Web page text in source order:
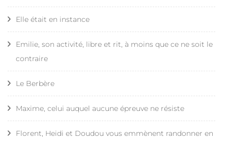
Elle était en instance
Emilie, son activité, libre et rit, à moins que ce ne soit le
contraire
Le Berbère
Maxime, celui auquel aucune épreuve ne résiste
Florent, Heidi et Doudou vous emmènent randonner en